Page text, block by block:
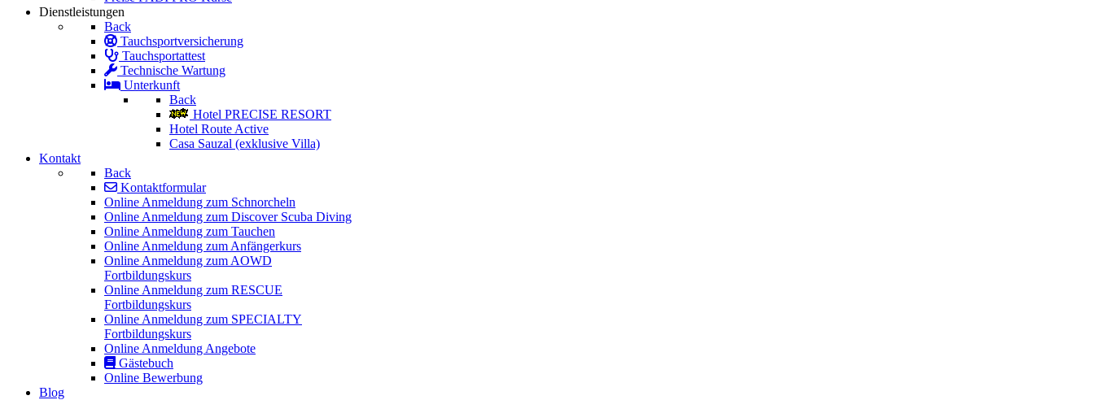
Dienstleistungen
Back
Tauchsportversicherung
Tauchsportattest
Technische Wartung
Unterkunft
Back
Hotel PRECISE RESORT
Hotel Route Active
Casa Sauzal (exklusive Villa)
Kontakt
Back
Kontaktformular
Online Anmeldung zum Schnorcheln
Online Anmeldung zum Discover Scuba Diving
Online Anmeldung zum Tauchen
Online Anmeldung zum Anfängerkurs
Online Anmeldung zum AOWD
Fortbildungskurs
Online Anmeldung zum RESCUE
Fortbildungskurs
Online Anmeldung zum SPECIALTY
Fortbildungskurs
Online Anmeldung Angebote
Gästebuch
Online Bewerbung
Blog